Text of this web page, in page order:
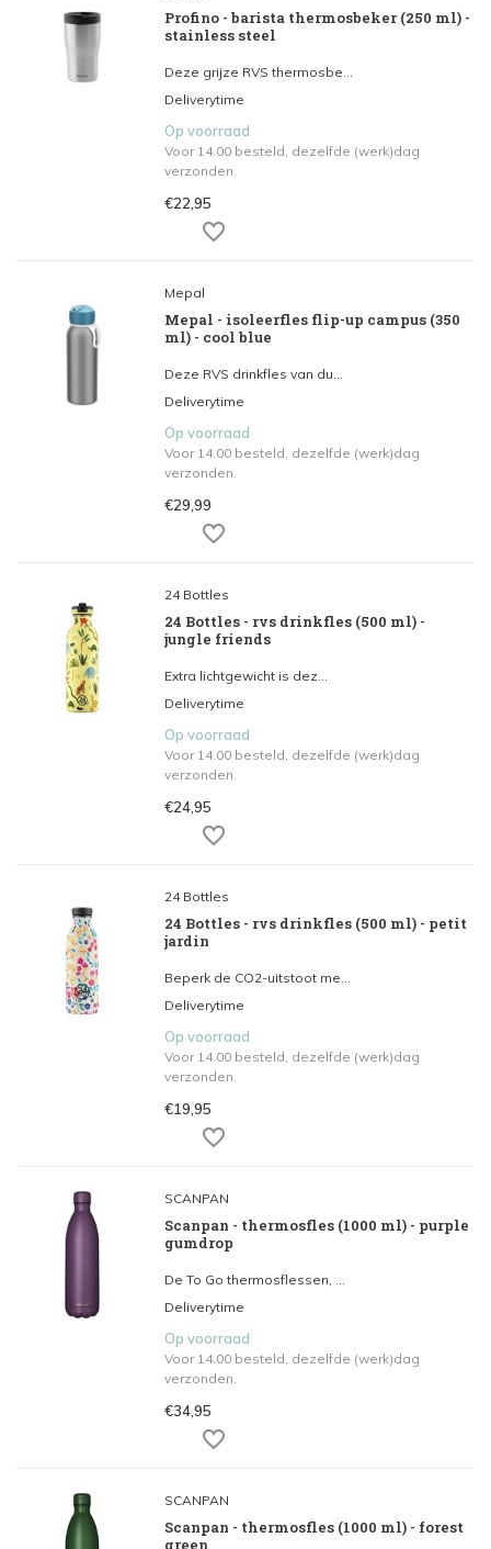
Profino - barista thermosbeker (250 ml) -
stainless steel
Deze grijze RVS thermosbe...
Deliverytime
Op voorraad
Voor 14.00 besteld, dezelfde (werk)dag
verzonden.
€22,95
Mepal
Mepal - isoleerfles flip-up campus (350
ml) - cool blue
Deze RVS drinkfles van du...
Deliverytime
Op voorraad
Voor 14.00 besteld, dezelfde (werk)dag
verzonden.
€29,99
24 Bottles
24 Bottles - rvs drinkfles (500 ml) -
jungle friends
Extra lichtgewicht is dez...
Deliverytime
Op voorraad
Voor 14.00 besteld, dezelfde (werk)dag
verzonden.
€24,95
24 Bottles
24 Bottles - rvs drinkfles (500 ml) - petit
jardin
Beperk de CO2-uitstoot me...
Deliverytime
Op voorraad
Voor 14.00 besteld, dezelfde (werk)dag
verzonden.
€19,95
SCANPAN
Scanpan - thermosfles (1000 ml) - purple
gumdrop
De To Go thermosflessen, ...
Deliverytime
Op voorraad
Voor 14.00 besteld, dezelfde (werk)dag
verzonden.
€34,95
SCANPAN
Scanpan - thermosfles (1000 ml) - forest
green